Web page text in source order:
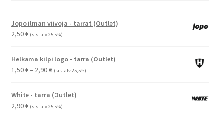
Jopo ilman viivoja - tarrat (Outlet)
2,50€ (sis. alv 25,5%)
Helkama kilpi logo - tarra (Outlet)
1,50€– 2,90€Hintaluokka:
-
2,90 €
(sis. alv 25,5%)
White - tarra (Outlet)
2,90€ (sis. alv 25,5%)